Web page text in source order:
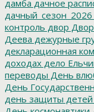
дамба дачное
дачный_сезон_2026
контроль двор
Деева дежурные
декларационная
доходах дело
переводы День
День
день защиты детей